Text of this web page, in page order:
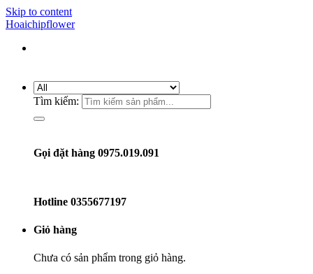
Skip to content
Hoaichipflower
Tìm kiếm:
Gọi đặt hàng 0975.019.091
Hotline 0355677197
Giỏ hàng
Chưa có sản phẩm trong giỏ hàng.